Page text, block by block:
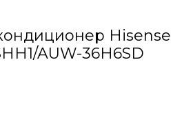
Hisense
AUW-36H6SD